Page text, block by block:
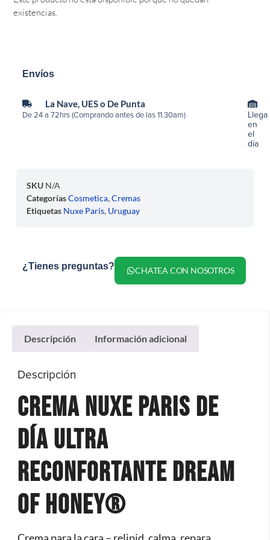
existencias.
Envíos
La Nave, UES o De Punta
De 24 a 72hrs (Comprando antes de las 11.30am)
Llega
en
el
día
SKU N/A
CategoríasCosmetica,Cremas
Etiquetas Nuxe Paris, Uruguay
¿Tienes preguntas? CHATEA CON NOSOTROS
Descripción Información adicional
Descripción
Crema Nuxe Paris de
día ultra
reconfortante Dream
of Honey®
Crema para la cara – relipid, calma, repara